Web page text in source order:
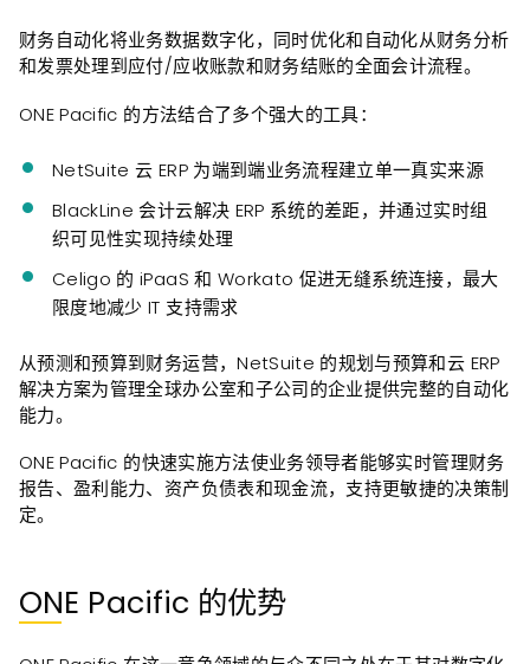
财务自动化将业务数据数字化，同时优化和自动化从财务分析
和发票处理到应付/应收账款和财务结账的全面会计流程。
ONE Pacific 的方法结合了多个强大的工具：
NetSuite 云 ERP 为端到端业务流程建立单一真实来源
BlackLine 会计云解决 ERP 系统的差距，并通过实时组
织可见性实现持续处理
Celigo 的 iPaaS 和 Workato 促进无缝系统连接，最大
限度地减少 IT 支持需求
从预测和预算到财务运营，NetSuite 的规划与预算和云 ERP
解决方案为管理全球办公室和子公司的企业提供完整的自动化
能力。
ONE Pacific 的快速实施方法使业务领导者能够实时管理财务
报告、盈利能力、资产负债表和现金流，支持更敏捷的决策制
定。
ONE Pacific 的优势